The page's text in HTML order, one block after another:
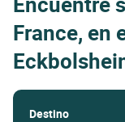
France, en
Destino